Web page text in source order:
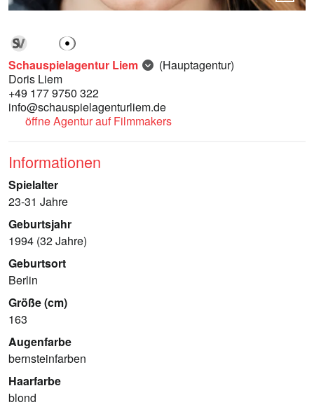
Schauspielagentur Liem
(Hauptagentur)
Doris Liem
+49 177 9750 322
info@schauspielagenturliem.de
öffne Agentur auf Filmmakers
Informationen
Spielalter
23-31 Jahre
Geburtsjahr
1994 (32 Jahre)
Geburtsort
Berlin
Größe (cm)
163
Augenfarbe
bernsteinfarben
Haarfarbe
blond